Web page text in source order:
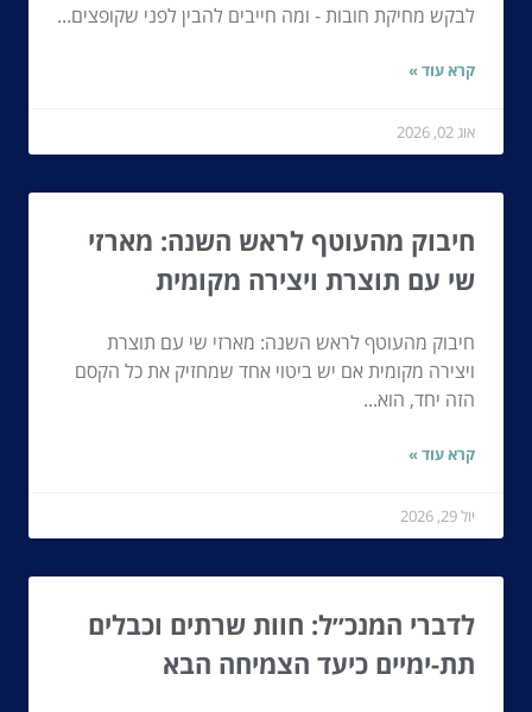
לבקש מחיקת חובות - ומה חייבים להבין לפני שקופצים...
קרא עוד »
אוג 02, 2026
חיבוק מהעוטף לראש השנה: מארזי
שי עם תוצרת ויצירה מקומית
חיבוק מהעוטף לראש השנה: מארזי שי עם תוצרת
ויצירה מקומית אם יש ביטוי אחד שמחזיק את כל הקסם
הזה יחד, הוא...
קרא עוד »
יול 29, 2026
לדברי המנכ״ל: חוות שרתים וכבלים
תת-ימיים כיעד הצמיחה הבא